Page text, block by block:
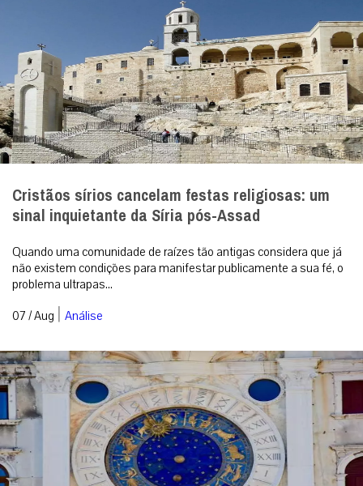
Cristãos sírios cancelam festas religiosas: um
sinal inquietante da Síria pós-Assad
Quando uma comunidade de raízes tão antigas considera que já
não existem condições para manifestar publicamente a sua fé, o
problema ultrapas...
07 / Aug | Análise